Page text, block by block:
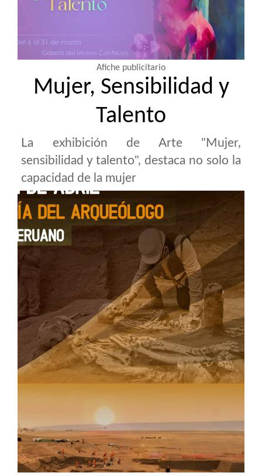
Afiche publicitario
Mujer, Sensibilidad y
Talento
La exhibición de Arte "Mujer,
sensibilidad y talento", destaca no solo la
capacidad de la mujer